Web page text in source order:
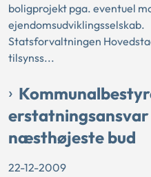
boligprojekt pga. eventuel
ejendomsudviklingsselskab.
Statsforvaltningen
tilsynss...
næsthøjeste bud
22-12-2009